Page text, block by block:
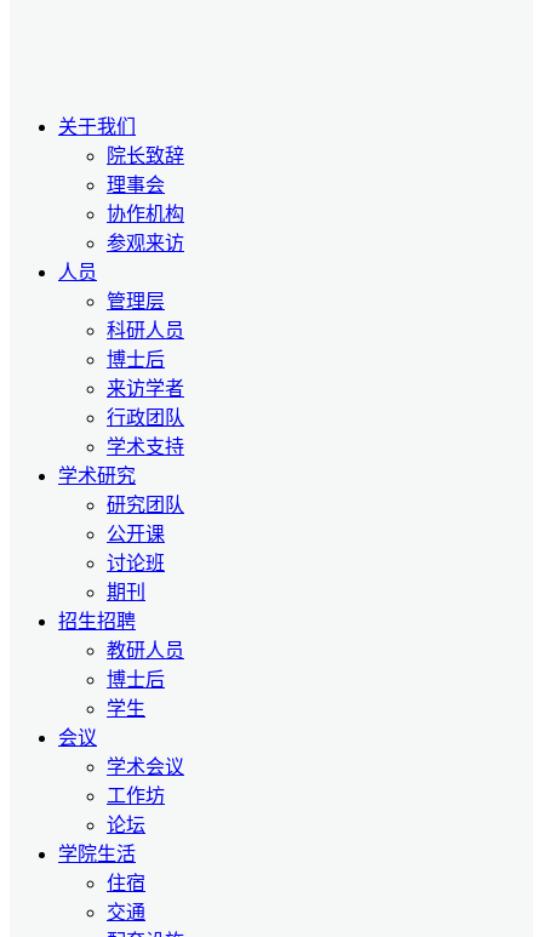
关于我们
院长致辞
理事会
协作机构
参观来访
人员
管理层
科研人员
博士后
来访学者
行政团队
学术支持
学术研究
研究团队
公开课
讨论班
期刊
招生招聘
教研人员
博士后
学生
会议
学术会议
工作坊
论坛
学院生活
住宿
交通